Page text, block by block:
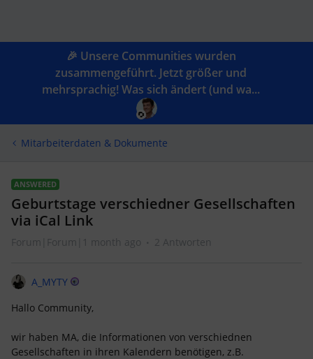
🎉 Unsere Communities wurden
zusammengeführt. Jetzt größer und
mehrsprachig! Was sich ändert (und wa...
Mitarbeiterdaten & Dokumente
ANSWERED
Geburtstage verschiedner Gesellschaften
via iCal Link
Forum|Forum|1 month ago 2 Antworten
A_MYTY
Hallo Community,
wir haben MA, die Informationen von verschiednen
Gesellschaften in ihren Kalendern benötigen, z.B.